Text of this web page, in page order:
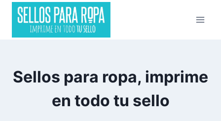
Saltar
contenido
Sellos para ropa, imprime
en todo tu sello